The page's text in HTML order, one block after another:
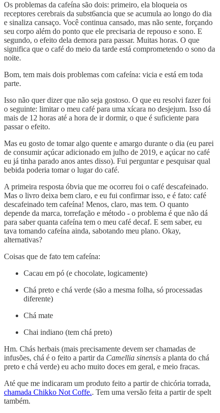
Os problemas da cafeína são dois: primeiro, ela bloqueia os
receptores cerebrais da subst6ancia que se acumula ao longo do dia
e sinaliza cansaço. Você continua cansado, mas não sente, forçando
seu corpo além do ponto que ele precisaria de repouso e sono. E
segundo, o efeito dela demora para passar. Muitas horas. O que
significa que o café do meio da tarde está comprometendo o sono da
noite.
Bom, tem mais dois problemas com cafeína: vicia e está em toda
parte.
Isso não quer dizer que não seja gostoso. O que eu resolvi fazer foi
o seguinte: limitar o meu café para uma xícara no desjejum. Isso dá
mais de 12 horas até a hora de ir dormir, o que é suficiente para
passar o efeito.
Mas eu gosto de tomar algo quente e amargo durante o dia (eu parei
de consumir açúcar adicionado em julho de 2019, e açúcar no café
eu já tinha parado anos antes disso). Fui perguntar e pesquisar qual
bebida poderia tomar o lugar do café.
A primeira resposta óbvia que me ocorreu foi o café descafeinado.
Mas o livro deixa bem claro, e eu fui confirmar isso, e é fato: café
descafeinado tem cafeína! Menos, claro, mas tem. O quanto
depende da marca, torrefação e método - o problema é que não dá
para saber quanta cafeína tem o meu café decaf. E sem saber, eu
tava tomando cafeína ainda, sabotando meu plano. Okay,
alternativas?
Coisas que de fato tem cafeína:
Cacau em pó (e chocolate, logicamente)
Chá preto e chá verde (são a mesma folha, só processadas
diferente)
Chá mate
Chai indiano (tem chá preto)
Hm. Chás herbais (mais precisamente devem ser chamadas de
infusões, chá é o feito a partir da Camellia sinensis a planta do chá
preto e chá verde) eu acho muito doces em geral, e meio fracas.
Até que me indicaram um produto feito a partir de chicória torrada,
chamada Chikko Not Coffe.. Tem uma versão feita a partir de spelt
também.